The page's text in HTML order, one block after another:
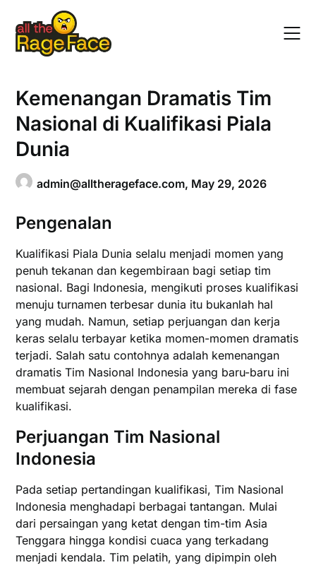
content
Kemenangan Dramatis Tim
Nasional di Kualifikasi Piala
Dunia
admin@alltherageface.com, May 29, 2026
Pengenalan
Kualifikasi Piala Dunia selalu menjadi momen yang
penuh tekanan dan kegembiraan bagi setiap tim
nasional. Bagi Indonesia, mengikuti proses kualifikasi
menuju turnamen terbesar dunia itu bukanlah hal
yang mudah. Namun, setiap perjuangan dan kerja
keras selalu terbayar ketika momen-momen dramatis
terjadi. Salah satu contohnya adalah kemenangan
dramatis Tim Nasional Indonesia yang baru-baru ini
membuat sejarah dengan penampilan mereka di fase
kualifikasi.
Perjuangan Tim Nasional
Indonesia
Pada setiap pertandingan kualifikasi, Tim Nasional
Indonesia menghadapi berbagai tantangan. Mulai
dari persaingan yang ketat dengan tim-tim Asia
Tenggara hingga kondisi cuaca yang terkadang
menjadi kendala. Tim pelatih, yang dipimpin oleh